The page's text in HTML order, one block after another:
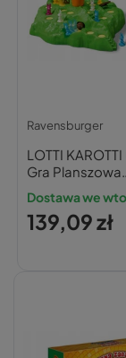
Ravensburger
LOTTI
Gra Planszowa
Przygodowa 4+
Ravensburger
Dostawa we
139,09 zł